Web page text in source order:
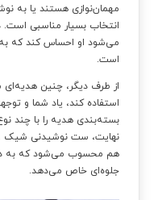
مهمان‌نوازی هستند یا به
انتخاب بسیار مناسبی
می‌شود او احساس کند که
است.
از طرف دیگر، چنین هدیه‌ای
استفاده کند، یاد شما و
بسته‌بندی هدیه را با چند
نهایت، ست نوشیدنی شیک
هم محسوب می‌شود که به
جلوه‌ای خاص می‌دهد.